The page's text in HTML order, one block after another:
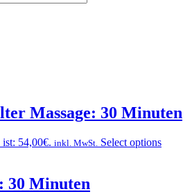
Massage: 30 Minuten
54,00€. inkl. MwSt. Select options
30 Minuten